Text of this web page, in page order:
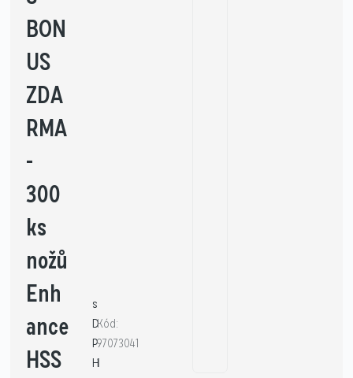
BON
US
ZDA
RMA
-
300
ks
nožů
Enh
ance
HSS
s
D
P
H
Kód:
97073041
1